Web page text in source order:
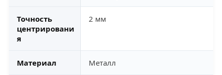
Точность
центрировани
я
2 мм
Материал Металл